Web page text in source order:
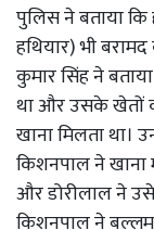
पुलिस ने बताया कि
हथियार) भी
कुमार सिंह ने
था और उसके खेतों
खाना मिलता था।
किशनपाल ने खाना
और डोरीलाल ने
किशनपाल ने